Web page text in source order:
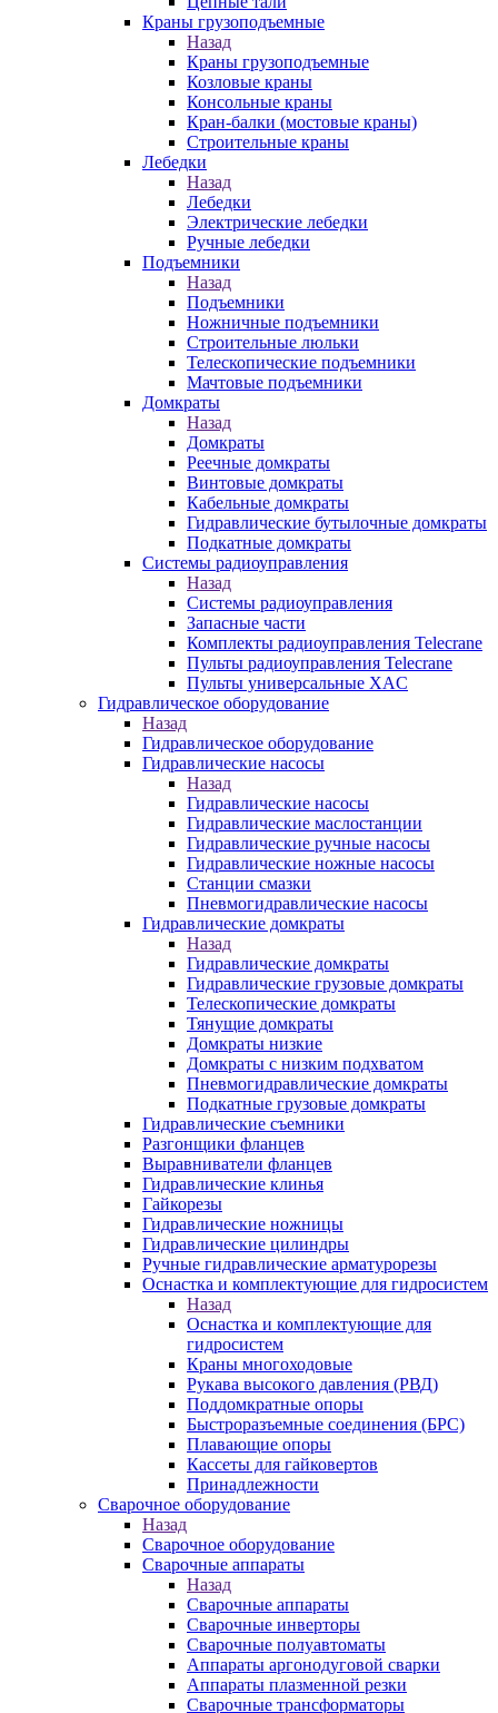
Краны грузоподъемные
Назад
Краны грузоподъемные
Козловые краны
Консольные краны
Кран-балки (мостовые краны)
Строительные краны
Лебедки
Назад
Лебедки
Электрические лебедки
Ручные лебедки
Подъемники
Назад
Подъемники
Ножничные подъемники
Строительные люльки
Телескопические подъемники
Мачтовые подъемники
Домкраты
Назад
Домкраты
Реечные домкраты
Винтовые домкраты
Кабельные домкраты
Гидравлические бутылочные домкраты
Подкатные домкраты
Системы радиоуправления
Назад
Системы радиоуправления
Запасные части
Комплекты радиоуправления Telecrane
Пульты радиоуправления Telecrane
Пульты универсальные XAC
Гидравлическое оборудование
Назад
Гидравлическое оборудование
Гидравлические насосы
Назад
Гидравлические насосы
Гидравлические маслостанции
Гидравлические ручные насосы
Гидравлические ножные насосы
Станции смазки
Пневмогидравлические насосы
Гидравлические домкраты
Назад
Гидравлические домкраты
Гидравлические грузовые домкраты
Телескопические домкраты
Тянущие домкраты
Домкраты низкие
Домкраты с низким подхватом
Пневмогидравлические домкраты
Подкатные грузовые домкраты
Гидравлические съемники
Разгонщики фланцев
Выравниватели фланцев
Гидравлические клинья
Гайкорезы
Гидравлические ножницы
Гидравлические цилиндры
Ручные гидравлические арматурорезы
Оснастка и комплектующие для гидросистем
Назад
Оснастка и комплектующие для
гидросистем
Краны многоходовые
Рукава высокого давления (РВД)
Поддомкратные опоры
Быстроразъемные соединения (БРС)
Плавающие опоры
Кассеты для гайковертов
Принадлежности
Сварочное оборудование
Назад
Сварочное оборудование
Сварочные аппараты
Назад
Сварочные аппараты
Сварочные инверторы
Сварочные полуавтоматы
Аппараты аргонодуговой сварки
Аппараты плазменной резки
Сварочные трансформаторы